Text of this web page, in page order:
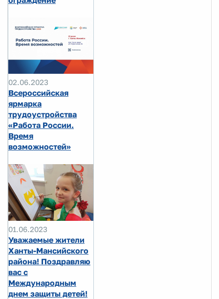
02.06.2023
Всероссийская
ярмарка
трудоустройства
«Работа России.
Время
возможностей»
01.06.2023
Уважаемые жители
Ханты-Мансийского
района! Поздравляю
вас с
Международным
днем защиты детей!